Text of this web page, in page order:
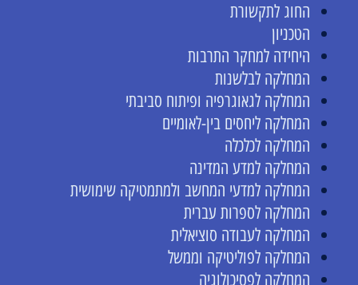
החוג לתקשורת
הטכניון
היחידה למחקר התרבות
המחלקה לבלשנות
המחלקה לגאוגרפיה ופיתוח סביבתי
המחלקה ליחסים בין-לאומיים
המחלקה לכלכלה
המחלקה למדע המדינה
המחלקה למדעי המחשב ולמתמטיקה שימושית
המחלקה לספרות עברית
המחלקה לעבודה סוציאלית
המחלקה לפוליטיקה וממשל
המחלקה לפסיכולוגיה